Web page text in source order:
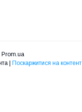
Prom.ua
Рехаб Эксперт - Медицинское Оборудование для Клиник и Реабилитации Пациента | Поскаржитися на контент